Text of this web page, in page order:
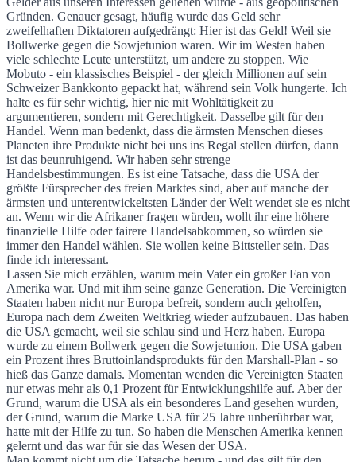
Gründen. Genauer gesagt, häufig wurde das Geld sehr
zweifelhaften Diktatoren aufgedrängt: Hier ist das Geld! Weil sie
Bollwerke gegen die Sowjetunion waren. Wir im Westen haben
viele schlechte Leute unterstützt, um andere zu stoppen. Wie
Mobuto - ein klassisches Beispiel - der gleich Millionen auf sein
Schweizer Bankkonto gepackt hat, während sein Volk hungerte. Ich
halte es für sehr wichtig, hier nie mit Wohltätigkeit zu
argumentieren, sondern mit Gerechtigkeit. Dasselbe gilt für den
Handel. Wenn man bedenkt, dass die ärmsten Menschen dieses
Planeten ihre Produkte nicht bei uns ins Regal stellen dürfen, dann
ist das beunruhigend. Wir haben sehr strenge
Handelsbestimmungen. Es ist eine Tatsache, dass die USA der
größte Fürsprecher des freien Marktes sind, aber auf manche der
ärmsten und unterentwickeltsten Länder der Welt wendet sie es nicht
an. Wenn wir die Afrikaner fragen würden, wollt ihr eine höhere
finanzielle Hilfe oder fairere Handelsabkommen, so würden sie
immer den Handel wählen. Sie wollen keine Bittsteller sein. Das
finde ich interessant.
Lassen Sie mich erzählen, warum mein Vater ein großer Fan von
Amerika war. Und mit ihm seine ganze Generation. Die Vereinigten
Staaten haben nicht nur Europa befreit, sondern auch geholfen,
Europa nach dem Zweiten Weltkrieg wieder aufzubauen. Das haben
die USA gemacht, weil sie schlau sind und Herz haben. Europa
wurde zu einem Bollwerk gegen die Sowjetunion. Die USA gaben
ein Prozent ihres Bruttoinlandsprodukts für den Marshall-Plan - so
hieß das Ganze damals. Momentan wenden die Vereinigten Staaten
nur etwas mehr als 0,1 Prozent für Entwicklungshilfe auf. Aber der
Grund, warum die USA als ein besonderes Land gesehen wurden,
der Grund, warum die Marke USA für 25 Jahre unberührbar war,
hatte mit der Hilfe zu tun. So haben die Menschen Amerika kennen
gelernt und das war für sie das Wesen der USA.